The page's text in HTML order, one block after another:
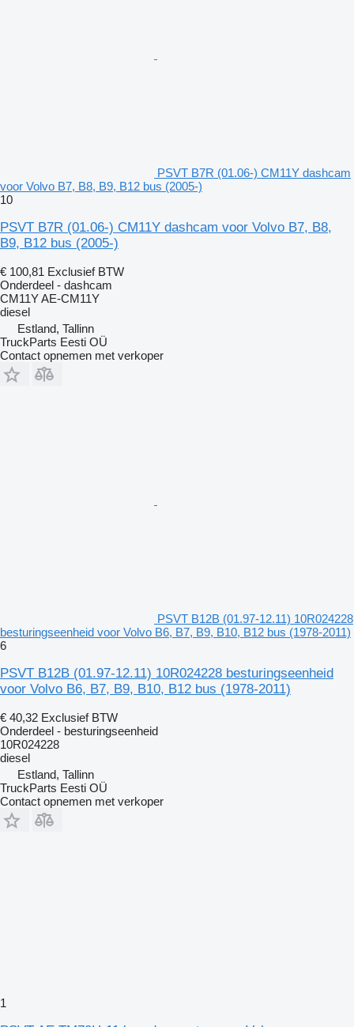
PSVT B7R (01.06-) CM11Y dashcam
voor Volvo B7, B8, B9, B12 bus (2005-)
10
PSVT B7R (01.06-) CM11Y dashcam voor Volvo B7, B8,
B9, B12 bus (2005-)
€ 100,81 Exclusief BTW
Onderdeel - dashcam
CM11Y AE-CM11Y
diesel
Estland, Tallinn
TruckParts Eesti OÜ
Contact opnemen met verkoper
PSVT B12B (01.97-12.11) 10R024228
besturingseenheid voor Volvo B6, B7, B9, B10, B12 bus (1978-2011)
6
PSVT B12B (01.97-12.11) 10R024228 besturingseenheid
voor Volvo B6, B7, B9, B10, B12 bus (1978-2011)
€ 40,32 Exclusief BTW
Onderdeel - besturingseenheid
10R024228
diesel
Estland, Tallinn
TruckParts Eesti OÜ
Contact opnemen met verkoper
1